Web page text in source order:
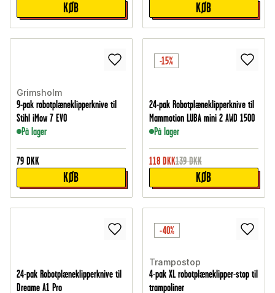
KØB KØB
Grimsholm
9-pak robotplæneklipperknive til
Stihl iMow 7 EVO
På lager
79 DKK
KØB
-15%
24-pak Robotplæneklipperknive til
Mammotion LUBA mini 2 AWD 1500
På lager
118 DKK139 DKK
KØB
24-pak Robotplæneklipperknive til
Dreame A1 Pro
-40%
Trampostop
4-pak XL robotplæneklipper-stop til
trampoliner